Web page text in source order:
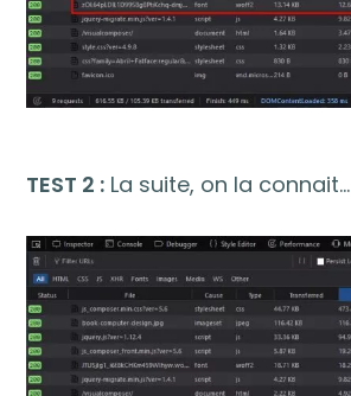
TEST 2 : La suite, on la connait…